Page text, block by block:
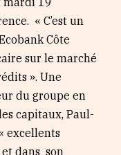
« C’est un
Côte
sur le marché
». Une
du groupe en
capitaux, Paul-
excellents
dans son